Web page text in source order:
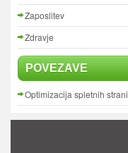
Zaposlitev
Zdravje
POVEZAVE
Optimizacija spletnih strani